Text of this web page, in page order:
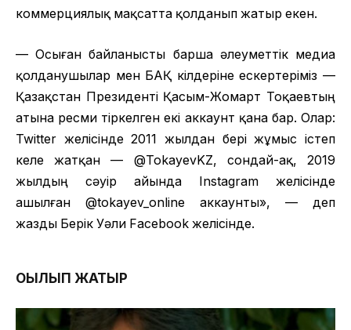
коммерциялық мақсатта қолданып жатыр екен.
— Осыған байланысты барша әлеуметтік медиа
қолданушылар мен БАҚ өкілдеріне ескертеріміз —
Қазақстан Президенті Қасым-Жомарт Тоқаевтың
атына ресми тіркелген екі аккаунт қана бар. Олар:
Twitter желісінде 2011 жылдан бері жұмыс істеп
келе жатқан — @TokayevKZ, сондай-ақ, 2019
жылдың сәуір айында Instagram желісінде
ашылған @tokayev_online аккаунты», — деп
жазды Берік Уәли Facebook желісінде.
ОҚЫЛЫП ЖАТЫР